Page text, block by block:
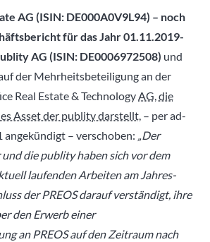
AG (ISIN: DE000A0V9L94) – noch
für das Jahr 01.11.2019-
AG (ISIN: DE0006972508) und
der Mehrheitsbeteiligung an der
Real Estate & TechnologyAG, die
Asset der publity darstellt, – per ad-
angekündigt – verschoben: „Der
die publity haben sich vor dem
laufenden Arbeiten am Jahres-
der PREOS darauf verständigt, ihre
den Erwerb einer
an PREOS auf den Zeitraum nach